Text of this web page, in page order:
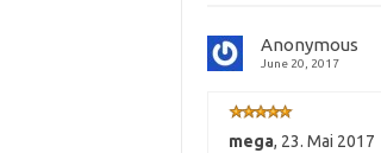
Anonymous
June 20, 2017
mega, 23. Mai 2017